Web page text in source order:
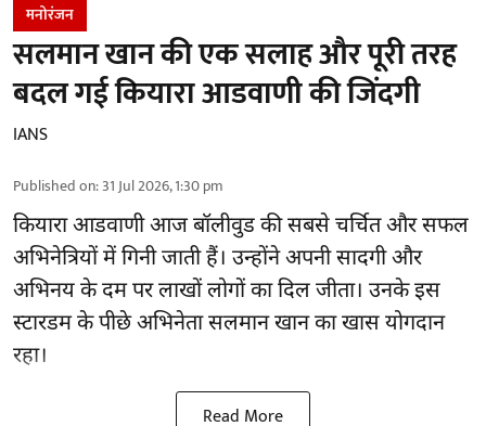
मनोरंजन
सलमान खान की एक सलाह और पूरी तरह
बदल गई कियारा आडवाणी की जिंदगी
IANS
Published on:31 Jul 2026, 1:30 pm
कियारा आडवाणी आज बॉलीवुड की सबसे चर्चित और सफल
अभिनेत्रियों में गिनी जाती हैं। उन्होंने अपनी सादगी और
अभिनय के दम पर लाखों लोगों का दिल जीता। उनके इस
स्टारडम के पीछे अभिनेता सलमान खान का खास योगदान
रहा।
Read More